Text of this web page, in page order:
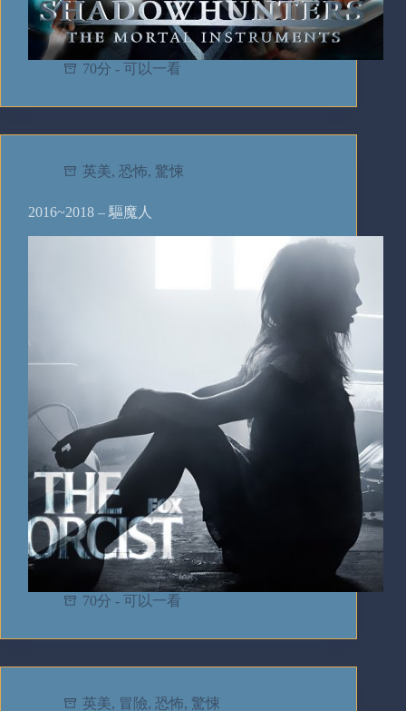
70分 - 可以一看
英美, 恐怖, 驚悚
2016~2018 – 驅魔人
70分 - 可以一看
英美, 冒險, 恐怖, 驚悚